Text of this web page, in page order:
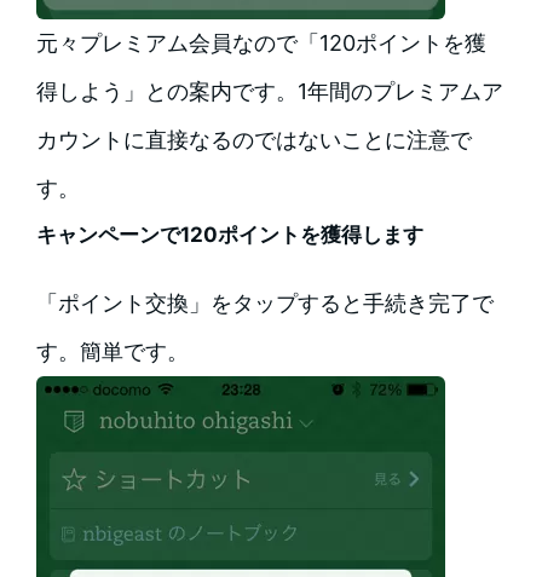
元々プレミアム会員なので「120ポイントを獲
得しよう」との案内です。1年間のプレミアムア
カウントに直接なるのではないことに注意で
す。
キャンペーンで120ポイントを獲得します
「ポイント交換」をタップすると手続き完了で
す。簡単です。